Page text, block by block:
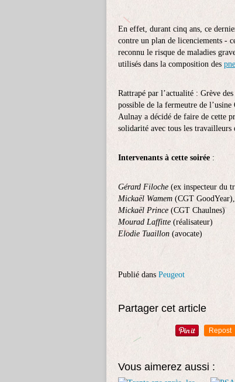
En effet, durant cinq ans, ce
contre un plan de licenciements -
reconnu le risque de maladies
utilisés dans la composition des
Rattrapé par l’actualité : Grève
possible de la fermeutre de
Aulnay a décidé de faire de cette
solidarité avec tous les travailleurs
Intervenants à cette soirée :
Gérard Filoche (ex inspecteur du
Mickaël Wamem (CGT
Mickaël Prince (CGT Chaulnes)
Mourad Laffitte (réalisateur)
Elodie Tuaillon (avocate)
Publié dans Peugeot
Partager cet article
Repost
Vous aimerez aussi :